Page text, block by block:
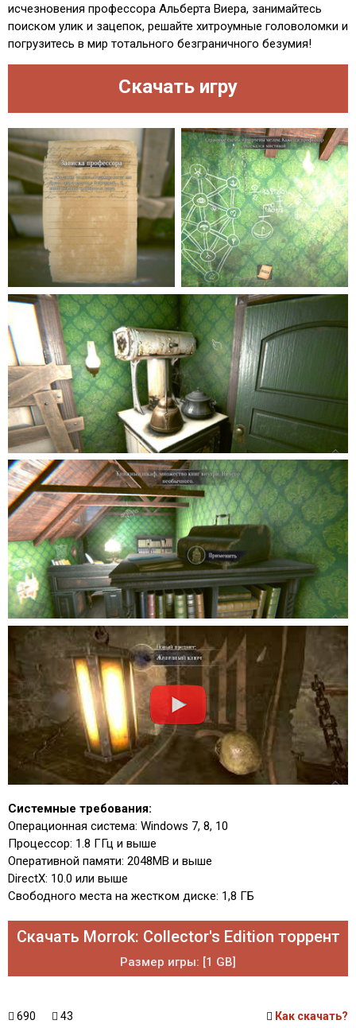
исчезновения профессора Альберта Виера, занимайтесь
поиском улик и зацепок, решайте хитроумные головоломки и
погрузитесь в мир тотального безграничного безумия!
Скачать игру
Системные требования:
Операционная система: Windows 7, 8, 10
Процессор: 1.8 ГГц и выше
Оперативной памяти: 2048MB и выше
DirectX: 10.0 или выше
Свободного места на жестком диске: 1,8 ГБ
Скачать Morrok: Collector's Edition торрент
Размер игры: [1 GB]
690 43 Как скачать?